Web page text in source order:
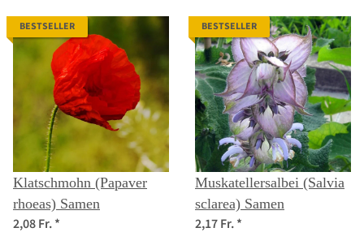
BESTSELLER
Klatschmohn (Papaver
rhoeas) Samen
2,08 Fr.*
BESTSELLER
Muskatellersalbei (Salvia
sclarea) Samen
2,17 Fr.*